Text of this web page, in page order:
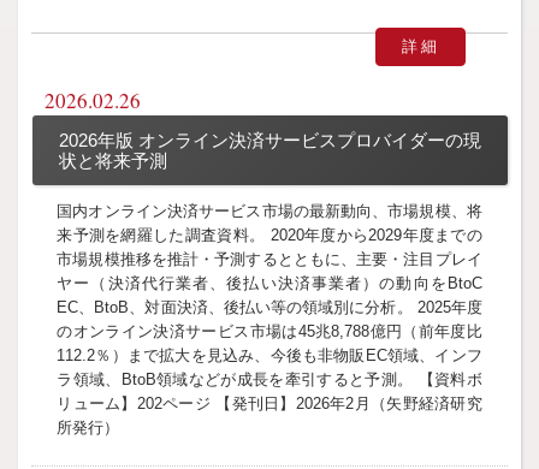
詳細
2026.02.26
2026年版 オンライン決済サービスプロバイダーの現
状と将来予測
国内オンライン決済サービス市場の最新動向、市場規模、将
来予測を網羅した調査資料。 2020年度から2029年度までの
市場規模推移を推計・予測するとともに、主要・注目プレイ
ヤー（決済代行業者、後払い決済事業者）の動向をBtoC
EC、BtoB、対面決済、後払い等の領域別に分析。 2025年度
のオンライン決済サービス市場は45兆8,788億円（前年度比
112.2％）まで拡大を見込み、今後も非物販EC領域、インフ
ラ領域、BtoB領域などが成長を牽引すると予測。 【資料ボ
リューム】202ページ 【発刊日】2026年2月（矢野経済研究
所発行）